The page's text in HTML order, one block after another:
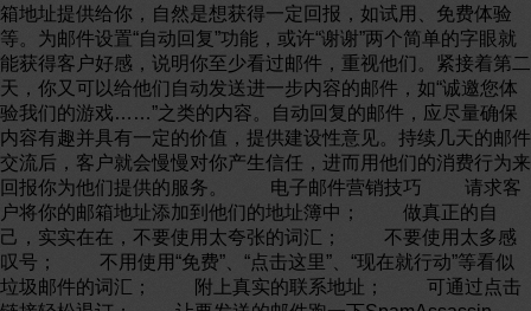
箱地址提供给你，自然是想获得一定回报，如试用、免费体验
等。为邮件设置“自动回复”功能，或许“谢谢”两个简单的字眼就
能获得客户好感，说明你至少看过邮件，重视他们。紧接着第二
天，你又可以给他们自动发送进一步内容的邮件，如“诚邀您体
验我们的游戏……”之类的内容。自动回复的邮件，应尽量确保
内容有趣并具有一定的价值，提供建设性意见。持续几天的邮件
交流后，客户就会慢慢对你产生信任，进而用他们的消费行为来
回报你为他们提供的服务。 电子邮件营销技巧 请求客
户将你的邮箱地址添加到他们的地址簿中； 做真正的自
己，实实在在，不要使用太夸张的词汇； 不要使用太多感
叹号； 不用使用“免费”、“点击这里”、“现在就行动”等看似
垃圾邮件的词汇； 附上真实的联系地址； 可通过点击